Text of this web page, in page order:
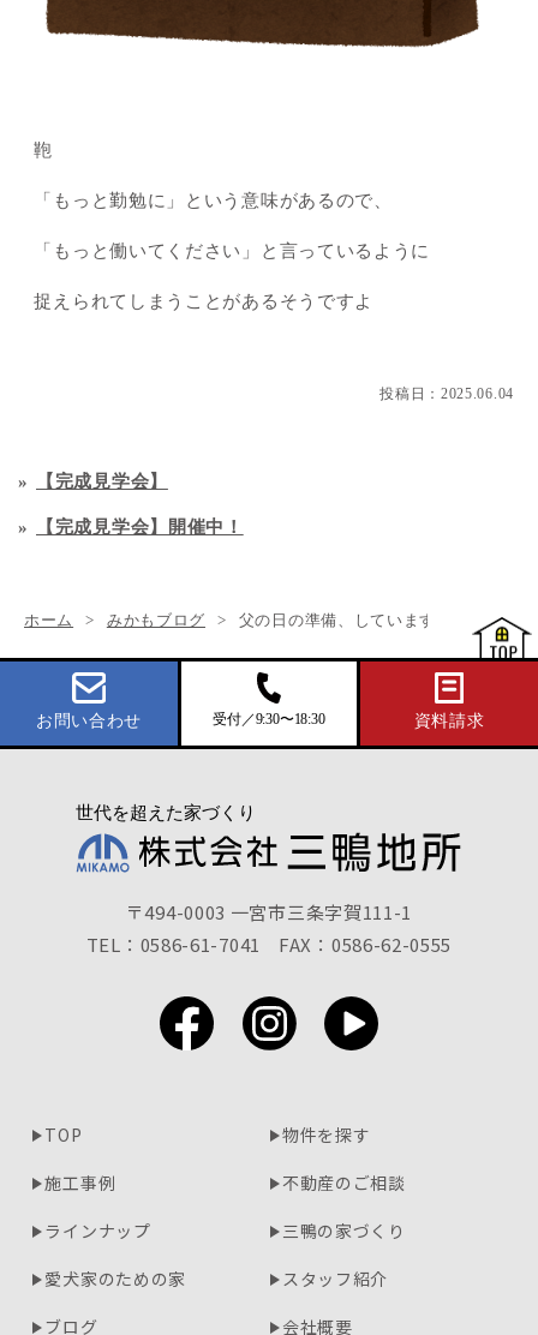
鞄
「もっと勤勉に」という意味があるので、
「もっと働いてください」と言っているように
捉えられてしまうことがあるそうですよ
投稿日： 2025.06.04
【完成見学会】
【完成見学会】開催中！
ホーム みかもブログ 父の日の準備、していますか？
お問い合わせ 受付／9:30〜18:30 資料請求
〒494-0003 一宮市三条字賀111-1
TEL：0586-61-7041
FAX：0586-62-0555
TOP
物件を探す
施工事例
不動産のご相談
ラインナップ
三鴨の家づくり
愛犬家のための家
スタッフ紹介
ブログ
会社概要